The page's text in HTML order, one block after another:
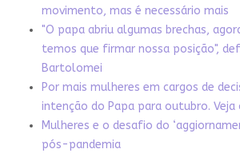
movimento, mas é necessário mais
"O papa abriu algumas brechas,
temos que firmar nossa posição",
Bartolomei
Por mais mulheres em cargos de
intenção do Papa para outubro. Veja
Mulheres e o desafio do
pós-pandemia